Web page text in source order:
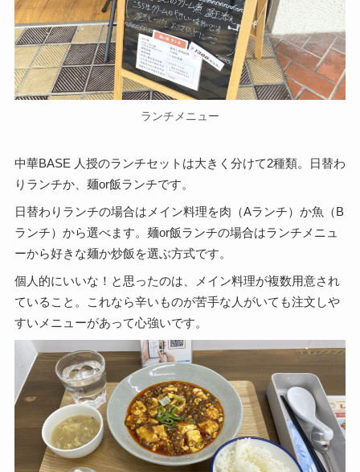
ランチメニュー
中華BASE 人授のランチセットは大きく分けて2種類。日替わ
りランチか、麺or飯ランチです。
日替わりランチの場合はメイン料理を肉（Aランチ）か魚（B
ランチ）から選べます。麺or飯ランチの場合はランチメニュ
ーから好きな麺か炒飯を選ぶ方式です。
個人的にいいな！と思ったのは、メイン料理が複数用意され
ていること。これなら辛いものが苦手な人がいても注文しや
すいメニューがあって心強いです。